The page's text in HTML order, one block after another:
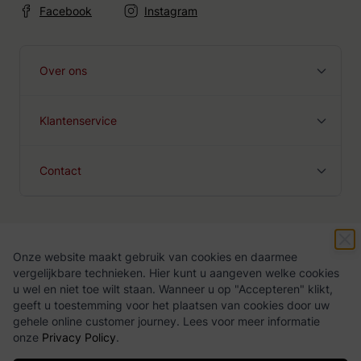
Onze website maakt gebruik van cookies en daarmee
vergelijkbare technieken. Hier kunt u aangeven welke cookies
u wel en niet toe wilt staan. Wanneer u op "Accepteren" klikt,
geeft u toestemming voor het plaatsen van cookies door uw
gehele online customer journey. Lees voor meer informatie
onze Privacy Policy.
Facebook Instagram
Over ons
Klantenservice
Contact
Algemene voorwaarden Privacy Policy